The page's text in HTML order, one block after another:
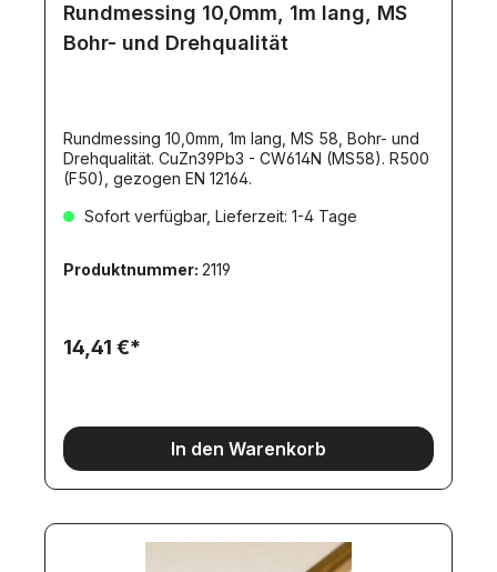
Rundmessing 10,0mm, 1m lang, MS
Bohr- und Drehqualität
Rundmessing 10,0mm, 1m lang, MS 58, Bohr- und
Drehqualität. CuZn39Pb3 - CW614N (MS58). R500
(F50), gezogen EN 12164.
Sofort verfügbar, Lieferzeit: 1-4 Tage
Produktnummer: 2119
14,41 €*
In den Warenkorb